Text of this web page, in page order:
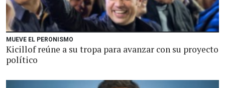
MUEVE EL PERONISMO
Kicillof reúne a su tropa para avanzar con su proyecto
político